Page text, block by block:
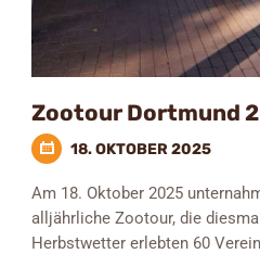
Zootour Dortmund
18. OKTOBER 2025
Am 18. Oktober 2025
alljährliche Zootour, die
Herbstwetter erlebten 60